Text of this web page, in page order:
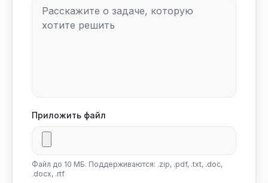
Приложить файл
Файл до 10 МБ. Поддерживаются: .zip, .pdf, .txt, .doc,
.docx, .rtf